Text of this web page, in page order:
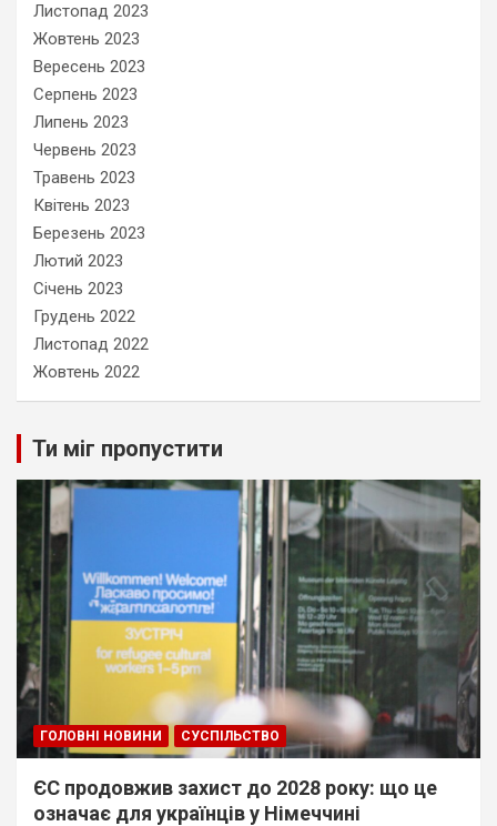
Листопад 2023
Жовтень 2023
Вересень 2023
Серпень 2023
Липень 2023
Червень 2023
Травень 2023
Квітень 2023
Березень 2023
Лютий 2023
Січень 2023
Грудень 2022
Листопад 2022
Жовтень 2022
Ти міг пропустити
ГОЛОВНІ НОВИНИ СУСПІЛЬСТВО
ЄС продовжив захист до 2028 року: що це
означає для українців у Німеччині